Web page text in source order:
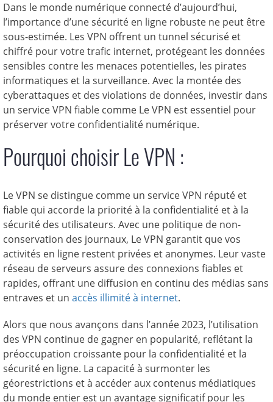
Dans le monde numérique connecté d’aujourd’hui,
l’importance d’une sécurité en ligne robuste ne peut être
sous-estimée. Les VPN offrent un tunnel sécurisé et
chiffré pour votre trafic internet, protégeant les données
sensibles contre les menaces potentielles, les pirates
informatiques et la surveillance. Avec la montée des
cyberattaques et des violations de données, investir dans
un service VPN fiable comme Le VPN est essentiel pour
préserver votre confidentialité numérique.
Pourquoi choisir Le VPN :
Le VPN se distingue comme un service VPN réputé et
fiable qui accorde la priorité à la confidentialité et à la
sécurité des utilisateurs. Avec une politique de non-
conservation des journaux, Le VPN garantit que vos
activités en ligne restent privées et anonymes. Leur vaste
réseau de serveurs assure des connexions fiables et
rapides, offrant une diffusion en continu des médias sans
entraves et un accès illimité à internet.
Alors que nous avançons dans l’année 2023, l’utilisation
des VPN continue de gagner en popularité, reflétant la
préoccupation croissante pour la confidentialité et la
sécurité en ligne. La capacité à surmonter les
géorestrictions et à accéder aux contenus médiatiques
du monde entier est un avantage significatif pour les